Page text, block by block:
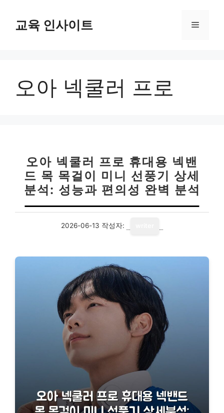
교육 인사이트 메
오아 넥쿨러 프로
오아 넥쿨러 프로 휴대용 넥밴
드 목 목걸이 미니 선풍기 상세
분석: 성능과 편의성 완벽 분석
2026-06-13 작성자: